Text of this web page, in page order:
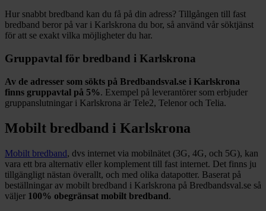
Hur snabbt bredband kan du få på din adress? Tillgången till fast
bredband beror på var i Karlskrona du bor, så använd vår söktjänst
för att se exakt vilka möjligheter du har.
Gruppavtal för bredband i Karlskrona
Av de adresser som sökts på Bredbandsval.se i Karlskrona
finns gruppavtal på 5%. Exempel på leverantörer som erbjuder
gruppanslutningar i Karlskrona är Tele2, Telenor och Telia.
Mobilt bredband i Karlskrona
Mobilt bredband, dvs internet via mobilnätet (3G, 4G, och 5G), kan
vara ett bra alternativ eller komplement till fast internet. Det finns ju
tillgängligt nästan överallt, och med olika datapotter. Baserat på
beställningar av mobilt bredband i Karlskrona på Bredbandsval.se så
väljer 100% obegränsat mobilt bredband.